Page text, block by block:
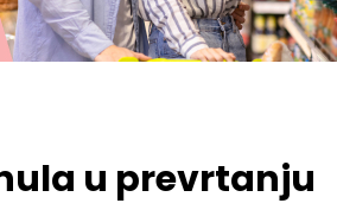
u prevrtanju